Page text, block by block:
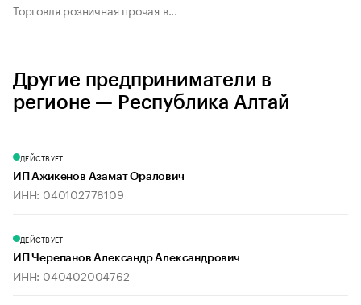
Торговля розничная прочая в...
Другие предприниматели в
регионе — Республика Алтай
ДЕЙСТВУЕТ
ИП Ажикенов Азамат Оралович
ИНН: 040102778109
ДЕЙСТВУЕТ
ИП Черепанов Александр Александрович
ИНН: 040402004762